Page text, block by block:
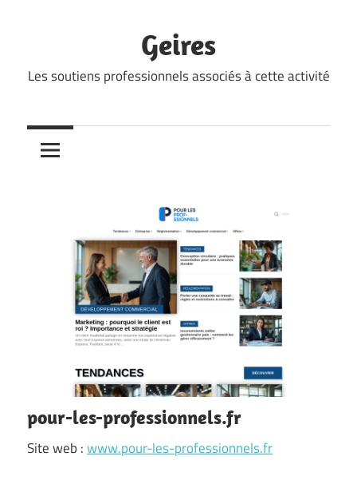
Geires
Les soutiens professionnels associés à cette activité
pour-les-professionnels.fr
Site web :www.pour-les-professionnels.fr